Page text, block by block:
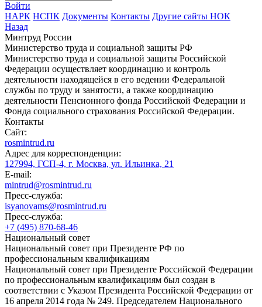
Войти
НАРК НСПК Документы Контакты Другие сайты НОК
Назад
Минтруд России
Министерство труда и социальной защиты РФ
Министерство труда и социальной защиты Российской
Федерации осуществляет координацию и контроль
деятельности находящейся в его ведении Федеральной
службы по труду и занятости, а также координацию
деятельности Пенсионного фонда Российской Федерации и
Фонда социального страхования Российской Федерации.
Контакты
Сайт:
rosmintrud.ru
Адрес для корреспонденции:
127994, ГСП-4, г. Москва, ул. Ильинка, 21
E-mail:
mintrud@rosmintrud.ru
Пресс-служба:
isyanovams@rosmintrud.ru
Пресс-служба:
+7 (495) 870-68-46
Национальный совет
Национальный совет при Президенте РФ по
профессиональным квалификациям
Национальный совет при Президенте Российской Федерации
по профессиональным квалификациям был создан в
соответствии с Указом Президента Российской Федерации от
16 апреля 2014 года № 249. Председателем Национального